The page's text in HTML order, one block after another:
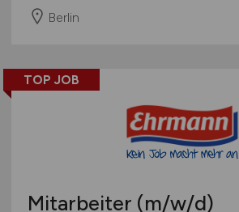
Berlin
TOP JOB
Mitarbeiter (m/w/d)